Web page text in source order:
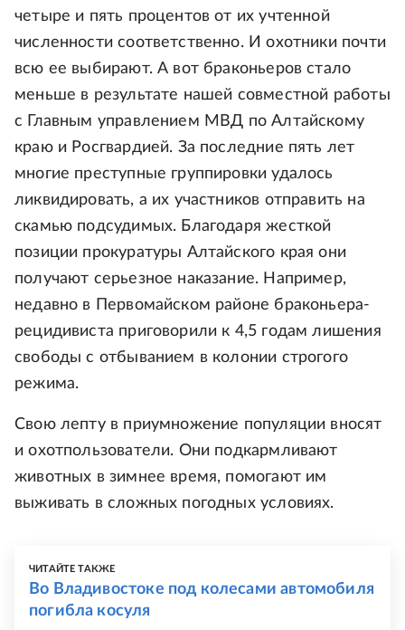
четыре и пять процентов от их учтенной
численности соответственно. И охотники почти
всю ее выбирают. А вот браконьеров стало
меньше в результате нашей совместной работы
с Главным управлением МВД по Алтайскому
краю и Росгвардией. За последние пять лет
многие преступные группировки удалось
ликвидировать, а их участников отправить на
скамью подсудимых. Благодаря жесткой
позиции прокуратуры Алтайского края они
получают серьезное наказание. Например,
недавно в Первомайском районе браконьера-
рецидивиста приговорили к 4,5 годам лишения
свободы с отбыванием в колонии строгого
режима.
Свою лепту в приумножение популяции вносят
и охотпользователи. Они подкармливают
животных в зимнее время, помогают им
выживать в сложных погодных условиях.
ЧИТАЙТЕ ТАКЖЕ
Во Владивостоке под колесами автомобиля
погибла косуля